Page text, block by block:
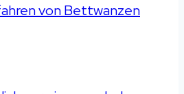
von Bettwanzen